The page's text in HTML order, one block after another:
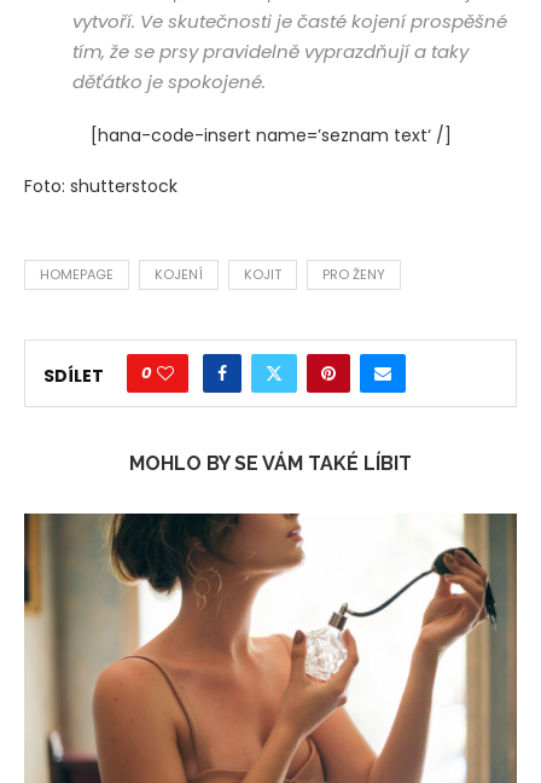
vytvoří. Ve skutečnosti je časté kojení prospěšné
tím, že se prsy pravidelně vyprazdňují a taky
děťátko je spokojené.
[hana-code-insert name=’seznam text‘ /]
Foto: shutterstock
HOMEPAGE KOJENÍ KOJIT PRO ŽENY
SDÍLET 0
MOHLO BY SE VÁM TAKÉ LÍBIT